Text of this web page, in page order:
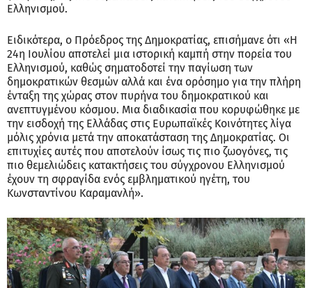
Ελληνισμού.
Ειδικότερα, ο Πρόεδρος της Δημοκρατίας, επισήμανε ότι «Η
24η Ιουλίου αποτελεί μια ιστορική καμπή στην πορεία του
Ελληνισμού, καθώς σηματοδοτεί την παγίωση των
δημοκρατικών θεσμών αλλά και ένα ορόσημο για την πλήρη
ένταξη της χώρας στον πυρήνα του δημοκρατικού και
ανεπτυγμένου κόσμου. Μια διαδικασία που κορυφώθηκε με
την εισδοχή της Ελλάδας στις Ευρωπαϊκές Κοινότητες λίγα
μόλις χρόνια μετά την αποκατάσταση της Δημοκρατίας. Οι
επιτυχίες αυτές που αποτελούν ίσως τις πιο ζωογόνες, τις
πιο θεμελιώδεις κατακτήσεις του σύγχρονου Ελληνισμού
έχουν τη σφραγίδα ενός εμβληματικού ηγέτη, του
Κωνσταντίνου Καραμανλή».